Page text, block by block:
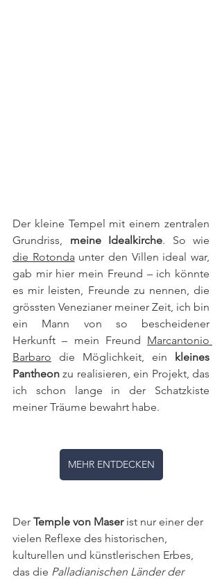
Der kleine Tempel mit einem zentralen
Grundriss, meine Idealkirche
die Rotonda unter den Villen ideal war,
gab mir hier mein Freund – ich könnte
es mir leisten, Freunde zu nennen, die
grössten Venezianer meiner Zeit, ich bin
ein Mann von so bescheidener
Herkunft – mein Freund Marcantonio
Barbaro die Möglichkeit, ein kleines
Pantheon zu realisieren, ein Projekt, das
ich schon lange in der Schatzkiste
meiner Träume bewahrt habe.
MEHR ENTDECKEN
Der Temple von Maser ist nur einer der
vielen Reflexe des historischen,
kulturellen und künstlerischen Erbes,
das die Palladianischen Länder der